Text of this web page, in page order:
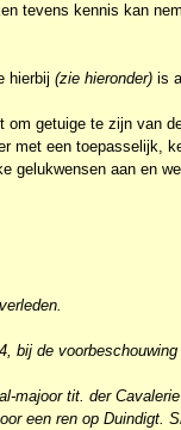
tevens kennis kan
hierbij (zie hieronder) is
getuige te zijn van
met een toepasselijk,
gelukwensen aan en
bij de
majoor tit. der
een ren op Duindigt.